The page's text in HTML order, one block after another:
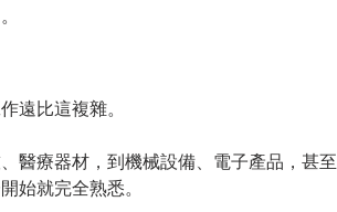
遠比這複雜。
醫療器材，到機械設備、電子產品，甚至
始就完全熟悉。